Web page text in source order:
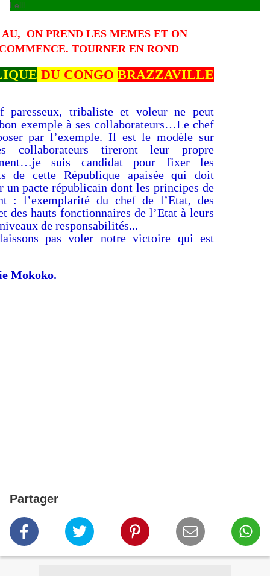
Lelll
AU, ON PREND LES MEMES ET ON
TOURNER EN ROND
DU CONGO BRAZZAVILLE
paresseux, tribaliste et voleur ne peut
exemple à ses collaborateurs…Le chef
par l’exemple. Il est le modèle sur
collaborateurs tireront leur propre
suis candidat pour fixer les
de cette République apaisée qui doit
un pacte républicain dont les principes de
: l’exemplarité du chef de l’Etat, des
des hauts fonctionnaires de l’Etat à leurs
de responsabilités...
pas voler notre victoire qui est
Mokoko.
Partager